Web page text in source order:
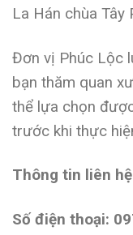
La Hán chùa Tây
Đơn vị Phúc Lộc
bạn thăm quan
thể lựa chọn
trước khi thực
Thông tin liên
Số điện thoại: